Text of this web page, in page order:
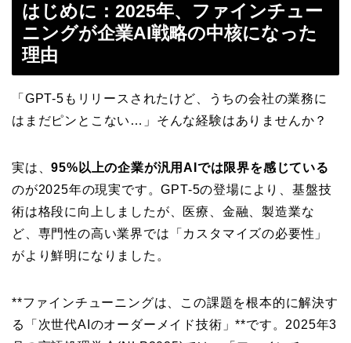
はじめに：2025年、ファインチュー
ニングが企業AI戦略の中核になった
理由
「GPT-5もリリースされたけど、うちの会社の業務に
はまだピンとこない…」そんな経験はありませんか？
実は、95%以上の企業が汎用AIでは限界を感じている
のが2025年の現実です。GPT-5の登場により、基盤技
術は格段に向上しましたが、医療、金融、製造業な
ど、専門性の高い業界では「カスタマイズの必要性」
がより鮮明になりました。
**ファインチューニングは、この課題を根本的に解決す
る「次世代AIのオーダーメイド技術」**です。2025年3